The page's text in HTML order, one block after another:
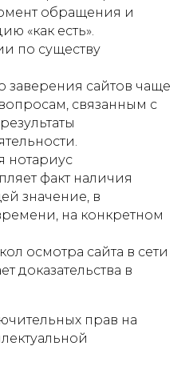
обращения и
«как есть».
по существу
заверения сайтов чаще
связанным с
нотариус
факт наличия
значение, в
на конкретном
осмотра сайта в сети
доказательства в
прав на